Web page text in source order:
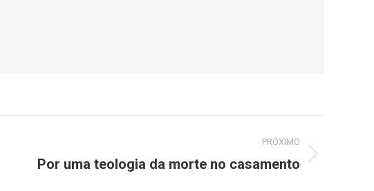
PRÓXIMO
Por uma teologia da morte no casamento